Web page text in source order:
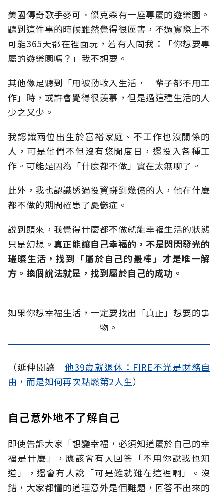
美國傳奇歌手麥可．傑克森有一座專屬的遊樂園。
聽到這件事的時候雖然覺得很厲害，不過實際上不
可能365天都在裡面玩，若有人問我：「你想要專
屬的遊樂園嗎？」我不想要。
其他像是聽到「用被動收入生活，一輩子都不用工
作」時，或許會覺得很羨慕，但是過這種生活的人
少之又少。
我認識兩位出生於富裕家庭、不工作也沒關係的
人，可是他們不但沒有悠閒度日，還投入各種工
作。可能是因為「什麼都不做」實在太無聊了。
此外，我也認識透過投資賺到幾億的人，他在什麼
都不做的期間罹患了憂鬱症。
說到頭來，我覺得什麼都不做就能幸福生活的狀態
只是幻想。 真正能讓自己幸福的，不是閃閃發光的
璀璨生活，找到「屬於自己的最棒」才是唯一解
方。換個說法就是，找到屬於自己的成功。
如果你想幸福生活，一定要找出「真正」想要的事
物。
（延伸閱讀│ 他39歲就退休：FIRE不光是財務自
由，而是如何再次點燃第2人生）
自己意外地不了解自己
即使告訴大家「想變幸福，必須知道屬於自己的幸
福是什麼」，應該會有人回答「不用你說我也知
道」，還會有人說「可是難就難在這裡啊」。沒
錯，大家都懂的道理意外是個難題，回答不出來的